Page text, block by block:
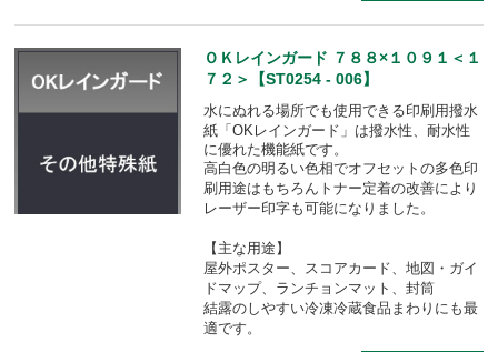
ＯＫレインガード ７８８×１０９１＜１
７２＞【ST0254 - 006】
水にぬれる場所でも使用できる印刷用撥水
紙「OKレインガード」は撥水性、耐水性
に優れた機能紙です。
高白色の明るい色相でオフセットの多色印
刷用途はもちろんトナー定着の改善により
レーザー印字も可能になりました。
【主な用途】
屋外ポスター、スコアカード、地図・ガイ
ドマップ、ランチョンマット、封筒
結露のしやすい冷凍冷蔵食品まわりにも最
適です。